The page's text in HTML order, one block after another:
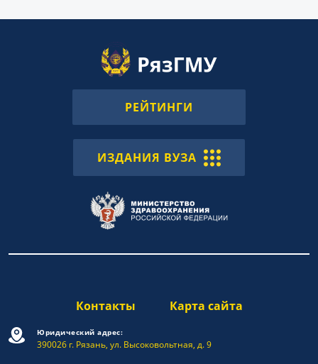
РЕЙТИНГИ
ИЗДАНИЯ ВУЗА
Контакты Карта сайта
Юридический адрес:
390026 г. Рязань, ул. Высоковольтная, д. 9